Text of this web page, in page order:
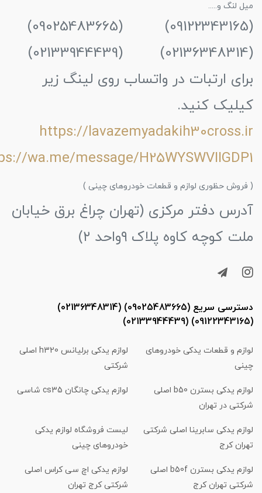
میل لنگ و.....
(09122343165) (09025483665)
(02136348314) (02133944439)
برای ارتبات در واتساب روی لینگ زیر
کیلیک کنید.
https://lavazemyadakih30cross.ir
wa.me/message/H25WYSWVIIGDP1
( فروش حظوری لوازم و قطعات خودروهای چینی )
آدرس دفتر مرکزی (تهران چراغ برق خیابان
ملت کوچه کاوه پلاک ۹واحد ۲)
دسترسی سریع (09025483665) (02136348314)
(09122343165) (02133944439)
لوازم و قطعات یدکی خودروهای
چینی
لوازم یدکی برلیانس h320 اصلی
شرکتی
لوازم یدکی بسترن b50 اصلی
شرکتی در تهران
لوازم یدکی چانگان cs35 شاسی
لوازم یدکی سابرینا اصلی شرکتی
تهران کرج
لیست فروشگاه لوازم یدکی
خودروهای چینی
لوازم یدکی بسترن b50f اصلی
شرکتی تهران کرج
لوازم یدکی اچ سی کراس اصلی
شرکتی کرج تهران